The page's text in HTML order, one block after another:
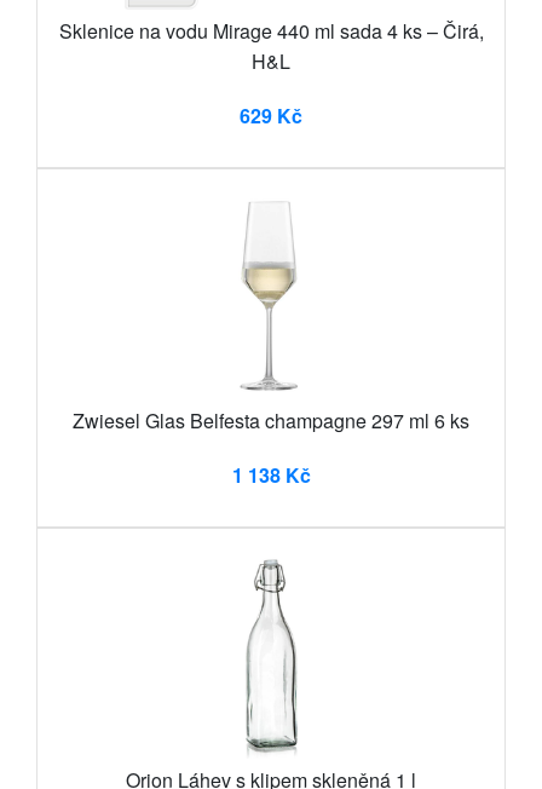
Sklenice na vodu Mirage 440 ml sada 4 ks – Čirá,
H&L
629 Kč
Zwiesel Glas Belfesta champagne 297 ml 6 ks
1 138 Kč
Orion Láhev s klipem skleněná 1 l